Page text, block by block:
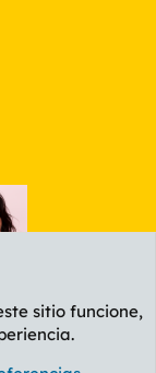
sitio funcione,